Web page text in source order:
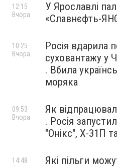
У Ярославлі
«Славнєфть-
12:15
Вчора
Росія вдарила
суховантажу у
. Вбила
моряка
10:25
Вчора
Як
. Росія
"Онікс", Х-31П
09:53
Вчора
Які пільги
14:48